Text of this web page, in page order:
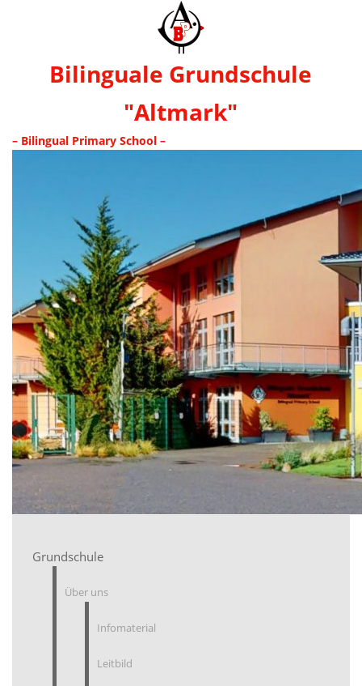
Bilinguale Grundschule
"Altmark"
– Bilingual Primary School –
Grundschule
Über uns
Infomaterial
Leitbild